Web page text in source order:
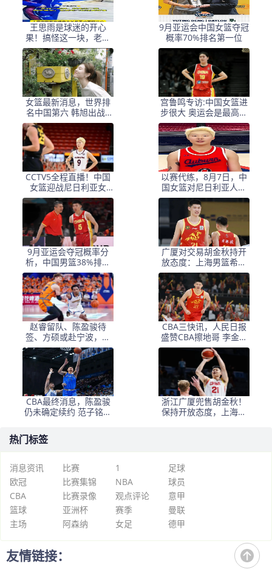
王思雨是球迷的开心
果！搞怪这一块，老六
没有输给谁！#百度一夏
燃动赛场#
9月亚运会中国女篮夺冠
概率70%排名第一位
女篮最新消息，世界排
名中国第六 韩旭出战6
分2助 张茹社媒晒照！
宫鲁鸣专访:中国女篮进
步很大 奥运会是最高目
标 后续对手都是强队
CCTV5全程直播！中国
女篮迎战尼日利亚女
篮，小将邓雨婷的赛场
表现格外令人期待
以赛代练，8月7日，中
国女篮对尼日利亚人热
身赛大概率会输球
9月亚运会夺冠概率分
析，中国男篮38%排名
第二位
广厦对交易胡金秋持开
放态度：上海男篮希望
大；山西男篮全力争
取，葛昭宝为此放弃顶
薪
赵睿留队、陈盈骏待
签、方硕或赴宁波，首
钢后场大洗牌！300万冠
军外援能否撑起争冠
梦？
CBA三快讯，人民日报
盛赞CBA擦地哥 李金效
回归广厦 胡金秋去留成
谜
CBA最终消息，陈盈骏
仍未确定续约 范子铭基
浙江广厦兜售胡金秋！
保持开放态度，上海山
热门标签
消息资讯 比赛 1
足球
欧冠
比赛集锦 NBA
球员
CBA
比赛录像 观点评论
意甲
篮球
亚洲杯 赛季
曼联
主场
阿森纳 女足 德甲
友情链接：